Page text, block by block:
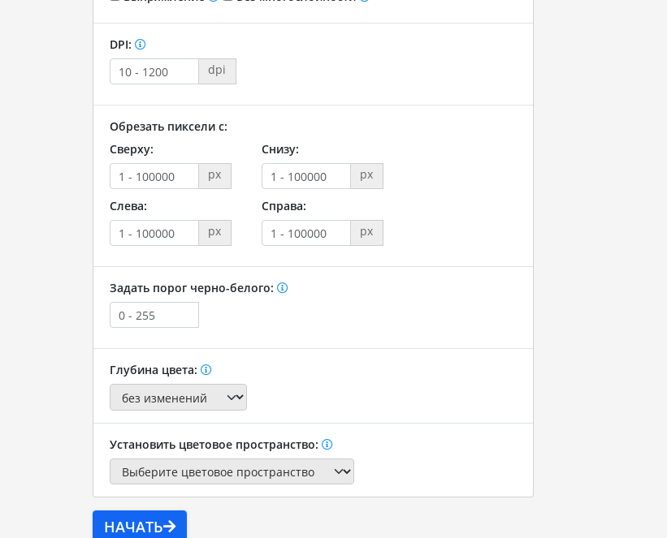
DPI:
dpi
Обрезать пиксели с:
Сверху:
px
Снизу:
px
Слева:
px
Справа:
px
Задать порог черно-белого:
Глубина цвета:
Установить цветовое пространство:
НАЧАТЬ